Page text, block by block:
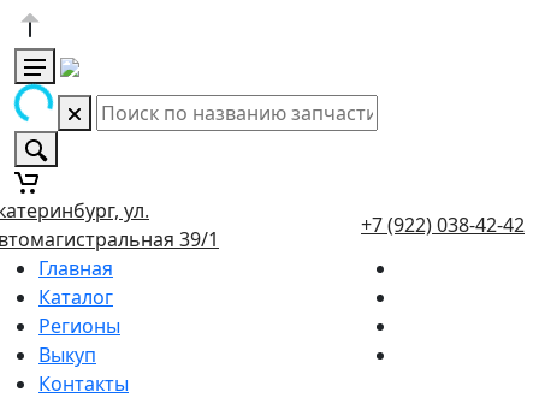
ул.
39/1
+7 (922) 038-42-42
Главная
Каталог
Регионы
Выкуп
Контакты